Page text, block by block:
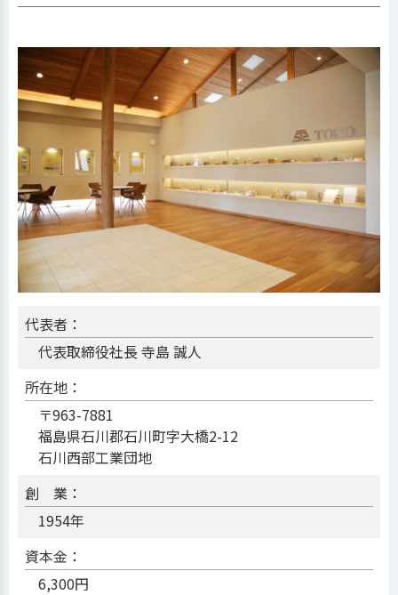
代表者：
代表取締役社長 寺島 誠人
所在地：
〒963-7881
福島県石川郡石川町字大橋2-12
石川西部工業団地
創 業：
1954年
資本金：
6,300円